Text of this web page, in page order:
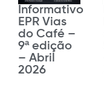
Informativo
EPR Vias
do Café –
9ª edição
– Abril
2026